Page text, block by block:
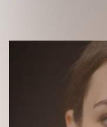
Нажимая кнопку
согласие на